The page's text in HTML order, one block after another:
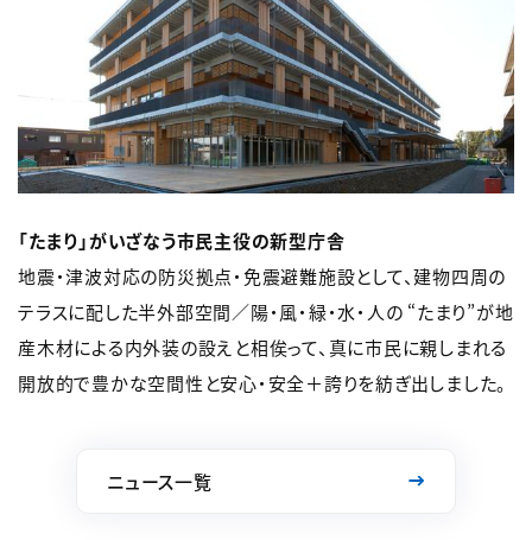
「たまり」がいざなう市民主役の新型庁舎
地震・津波対応の防災拠点・免震避難施設として、建物四周の
テラスに配した半外部空間／陽・風・緑・水・人の “たまり”が地
産木材による内外装の設えと相俟って、真に市民に親しまれる
開放的で豊かな空間性と安心・安全＋誇りを紡ぎ出しました。
ニュース一覧